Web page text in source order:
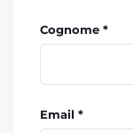
Cognome *
Email *